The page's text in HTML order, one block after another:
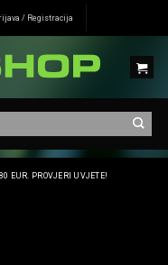
/ Registracija
EUR. PROVJERI UVJETE!